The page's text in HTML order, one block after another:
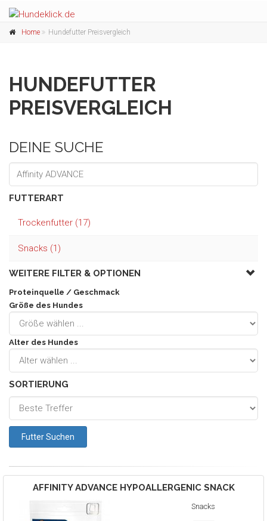
Home Hundefutter Preisvergleich
HUNDEFUTTER
PREISVERGLEICH
DEINE SUCHE
FUTTERART
Trockenfutter (17)
Snacks (1)
WEITERE FILTER & OPTIONEN
Proteinquelle / Geschmack
Größe des Hundes
Alter des Hundes
SORTIERUNG
AFFINITY ADVANCEHYPOALLERGENIC SNACK
Snacks